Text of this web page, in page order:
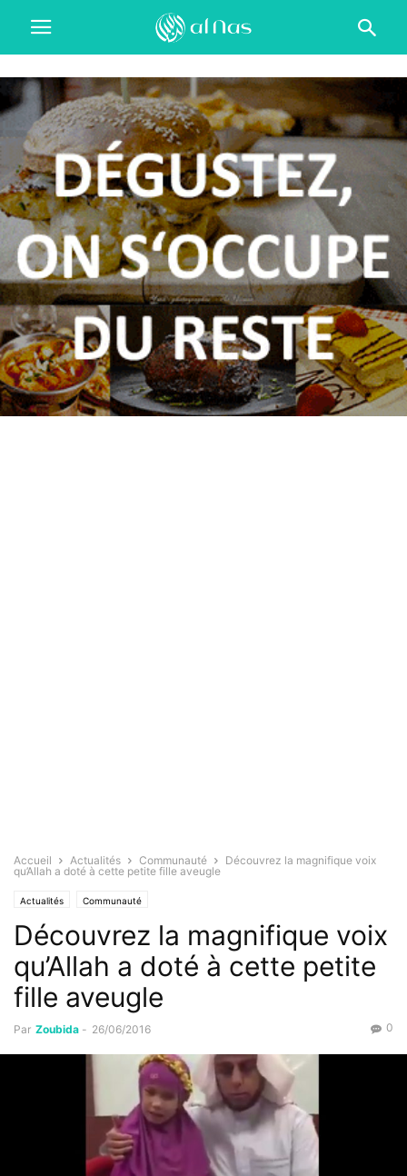
Accueil Actualités Communauté
Découvrez la magnifique voix
qu’Allah a doté à cette petite fille aveugle
Actualités Communauté
Découvrez la magnifique voix
qu’Allah a doté à cette petite
fille aveugle
Par Zoubida - 26/06/2016 0